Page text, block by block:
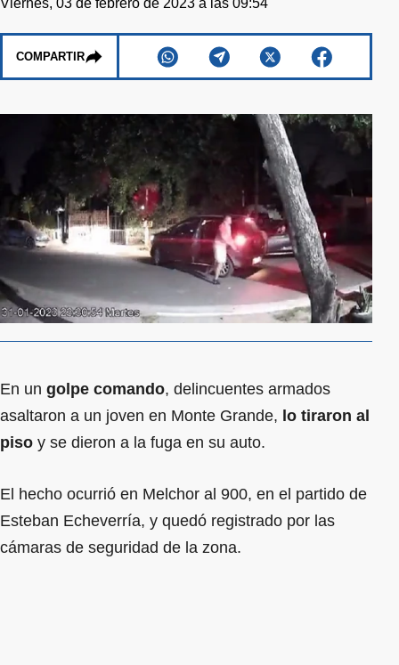
Viernes, 03 de febrero de 2023 a las 09:54
COMPARTIR
En un golpe comando, delincuentes armados
asaltaron a un joven en Monte Grande, lo tiraron al
piso y se dieron a la fuga en su auto.
El hecho ocurrió en Melchor al 900, en el partido de
Esteban Echeverría, y quedó registrado por las
cámaras de seguridad de la zona.